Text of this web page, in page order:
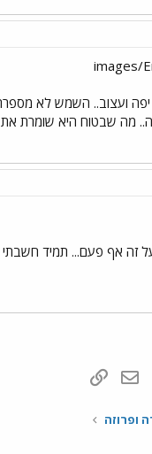
יפה ועצוב.. השמש לא
מה שבטוח היא שומרת
זה אף פעם... תמיד חשבתי
WhatsAppדואר אלקטרוני
ופרוזה